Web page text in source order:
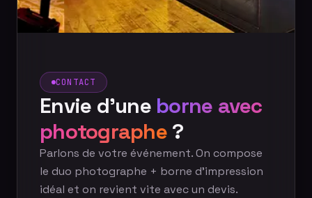
CONTACT
Envie d'une borne avec
photographe?
Parlons de votre événement. On compose
le duo photographe + borne d'impression
idéal et on revient vite avec un devis.